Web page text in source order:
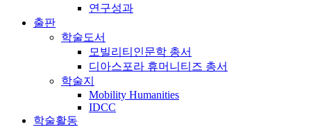
연구성과
출판
학술도서
모빌리티인문학 총서
디아스포라 휴머니티즈 총서
학술지
Mobility Humanities
IDCC
학술활동